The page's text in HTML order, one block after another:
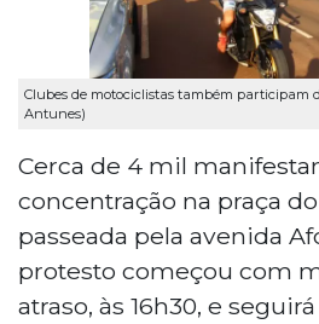
Clubes de motociclistas também participam
Antunes)
Cerca de 4 mil
concentração na praça
passeada pela avenida
protesto começou com
atraso, às 16h30, e